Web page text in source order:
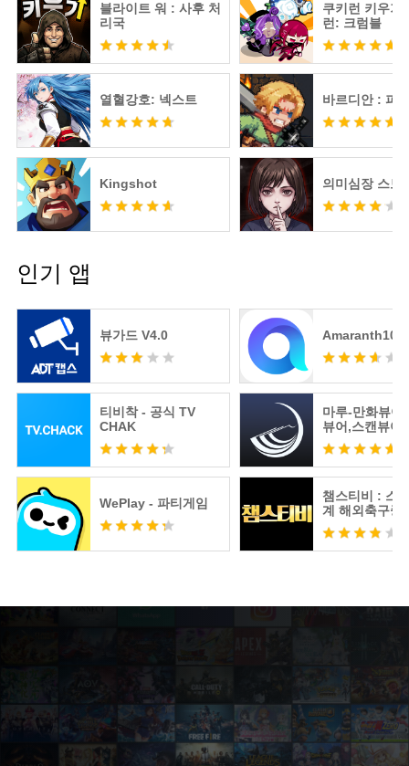
블라이트 워 : 사후 처
리국
쿠키런 키우기
런: 크럼블
열혈강호: 넥스트 바르디안 : 피
Kingshot 의미심장 스토
인기 앱
뷰가드 V4.0
티비착 - 공식 TV
CHAK
WePlay - 파티게임
Amaranth10
마루-만화뷰어
뷰어,스캔뷰어
어
챔스티비 : 스
계 해외축구중
츠분석